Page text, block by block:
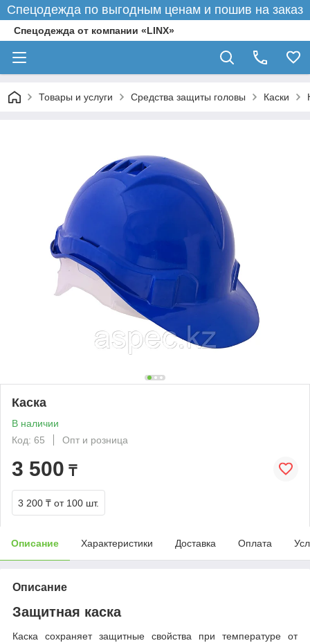
Спецодежда по выгодным ценам и пошив на заказ
Спецодежда от компании «LINX»
Товары и услуги Средства защиты головы Каски
Каска
В наличии
Код: 65
Опт и розница
3 500 ₸
3 200 ₸ от 100 шт.
Описание Характеристики Доставка Оплата
Описание
Защитная каска
Каска сохраняет защитные свойства при температуре от